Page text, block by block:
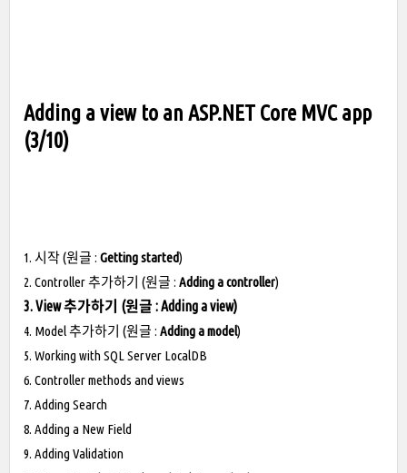
Adding a view to an ASP.NET Core MVC app
(3/10)
1. 시작 (원글 : Getting started)
2. Controller 추가하기 (원글 : Adding a controller)
3. View 추가하기 (원글 :Adding a view)
4. Model 추가하기 (원글 : Adding a model)
5. Working with SQL Server LocalDB
6. Controller methods and views
7. Adding Search
8. Adding a New Field
9. Adding Validation